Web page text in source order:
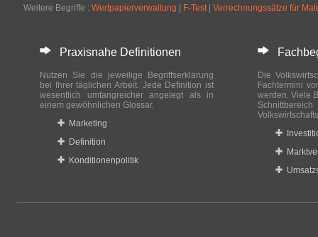
Weitere Begriffe : Wertpapierverwaltung F-Test| Verrechnungssätze für
Praxisnahe Definitionen
Nutzen Sie die jeweilige Begriffserklärung
bei Ihrer täglichen Arbeit. Jede Definition ist
wesentlich umfangreicher angelegt als in
einem gewöhnlichen Glossar.
Marketing
Definition
Konditionenpolitik
Die
Fachtermini
werden. Viele